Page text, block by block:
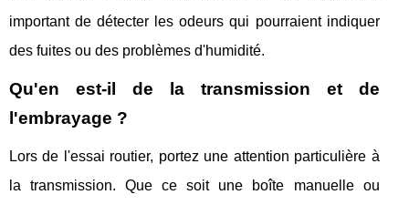
important de détecter les odeurs qui pourraient indiquer
des fuites ou des problèmes d'humidité.
Qu'en est-il de la transmission et de
l'embrayage ?
Lors de l'essai routier, portez une attention particulière à
la transmission. Que ce soit une boîte manuelle ou